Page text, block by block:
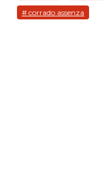
# corrado assenza